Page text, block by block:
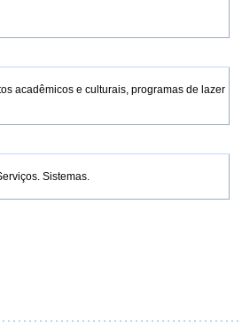
acadêmicos e culturais, programas de lazer
Sistemas.